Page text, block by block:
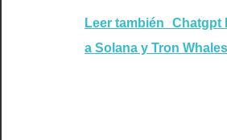
Leer también
Chatgpt
a Solana y Tron Whales